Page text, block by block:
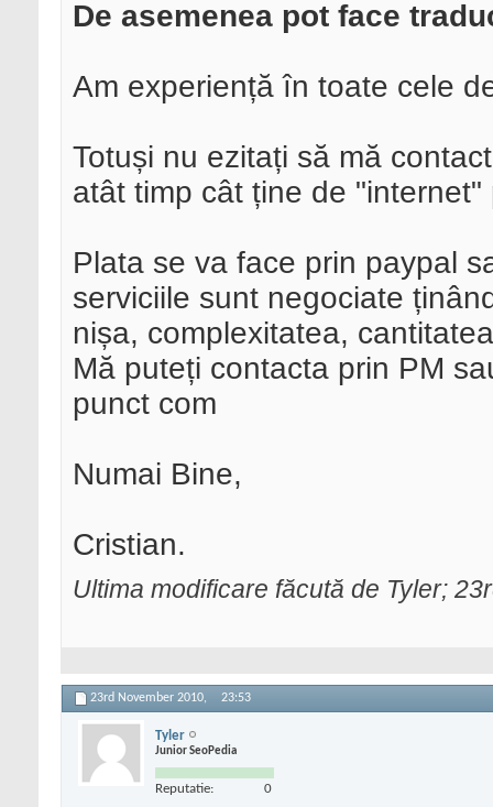
De asemenea pot face
Am experiență în toate cele
Totuși nu ezitați să mă
atât timp cât ține de
Plata se va face prin paypal
serviciile sunt negociate
nișa, complexitatea,
Mă puteți contacta prin PM
punct com
Numai Bine,
Cristian.
Ultima modificare făcută de Tyler;
23rd November 2010, 23:53
Tyler
Junior SeoPedia
Reputatie: 0